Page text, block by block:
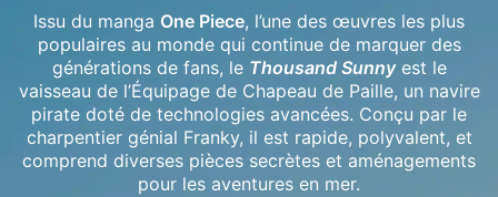
Issu du manga One Piece, l’une des œuvres les plus
populaires au monde qui continue de marquer des
générations de fans, le Thousand Sunnyest le
vaisseau de l’Équipage de Chapeau de Paille, un navire
pirate doté de technologies avancées. Conçu par le
charpentier génial Franky, il est rapide, polyvalent, et
comprend diverses pièces secrètes et aménagements
pour les aventures en mer.